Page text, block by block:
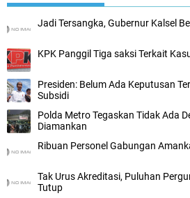
Jadi Tersangka, Gubernur Kalsel
KPK Panggil Tiga saksi Terkait
Presiden: Belum Ada Keputusan
Subsidi
Polda Metro Tegaskan Tidak Ada
Diamankan
Ribuan Personel Gabungan
Tak Urus Akreditasi, Puluhan
Tutup